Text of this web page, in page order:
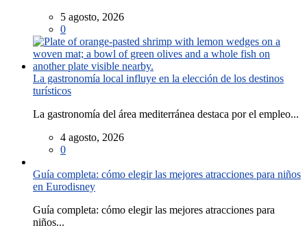
5 agosto, 2026
0
La gastronomía local influye en la elección de los destinos
turísticos
La gastronomía del área mediterránea destaca por el empleo...
4 agosto, 2026
0
Guía completa: cómo elegir las mejores atracciones para niños
en Eurodisney
Guía completa: cómo elegir las mejores atracciones para
niños...